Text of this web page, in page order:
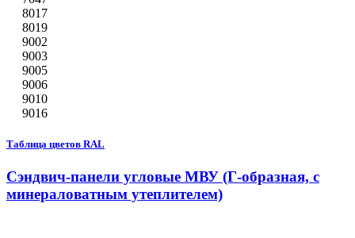
8017
8019
9002
9003
9005
9006
9010
9016
Таблица цветов RAL
Сэндвич-панели угловые МВУ (Г-образная, с
минераловатным утеплителем)